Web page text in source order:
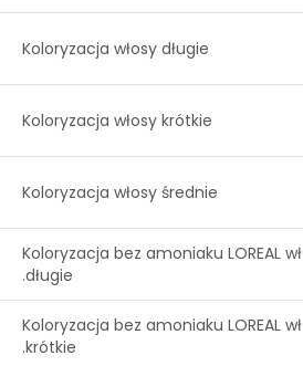
Koloryzacja włosy długie
Koloryzacja włosy krótkie
Koloryzacja włosy średnie
Koloryzacja bez amoniaku LOREAL wł
.długie
Koloryzacja bez amoniaku LOREAL wł
.krótkie